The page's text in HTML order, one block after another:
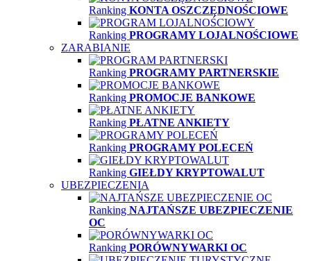
Ranking KONTA OSZCZĘDNOŚCIOWE
Ranking PROGRAMY LOJALNOŚCIOWE
ZARABIANIE
Ranking PROGRAMY PARTNERSKIE
Ranking PROMOCJE BANKOWE
Ranking PŁATNE ANKIETY
Ranking PROGRAMY POLECEŃ
Ranking GIEŁDY KRYPTOWALUT
UBEZPIECZENIA
Ranking NAJTAŃSZE UBEZPIECZENIE
OC
Ranking PORÓWNYWARKI OC